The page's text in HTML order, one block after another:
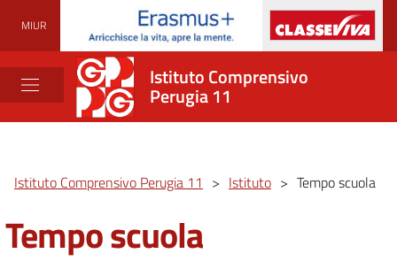
MIUR
Istituto Comprensivo
Perugia 11
Istituto Comprensivo Perugia 11 > Istituto > Tempo scuola
Tempo scuola